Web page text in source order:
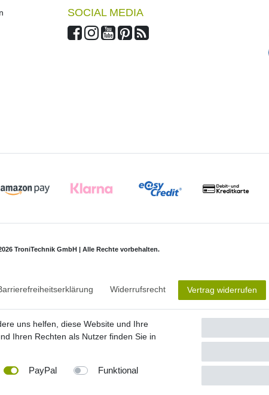
SOCIAL MEDIA
TroniTechnik GmbH | Alle Rechte vorbehalten.
Widerrufs­recht Vertrag widerrufen
und deutsche Inseln entnehmen Sie bitte der Schaltfläche
Minuten ausgegangen. Bei Infrarotkabinen mit Vollspektrumstrahler wird
entnehmen Sie bitte der Schaltfläche
Versandkosten.
uns helfen, diese Website und Ihre
Ihren Rechten als Nutzer finden Sie in
PayPal Funktional